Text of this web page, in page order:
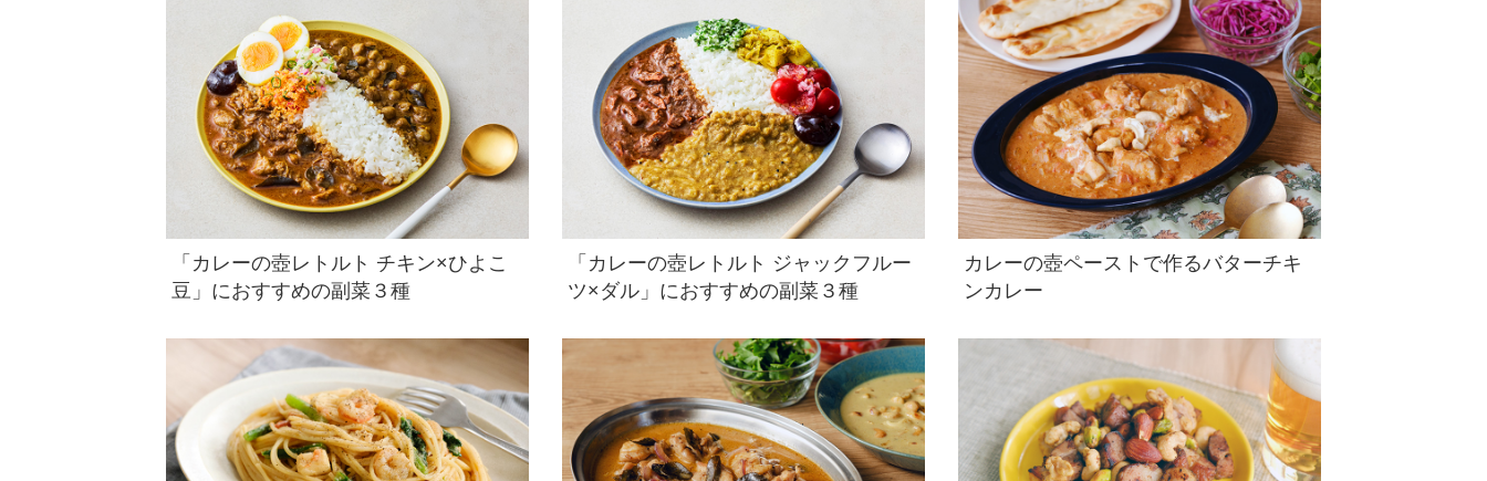
「カレーの壺レトルト チキン×ひよこ
豆」におすすめの副菜３種
「カレーの壺レトルト ジャックフルー
ツ×ダル」におすすめの副菜３種
カレーの壺ペーストで作るバターチキ
ンカレー